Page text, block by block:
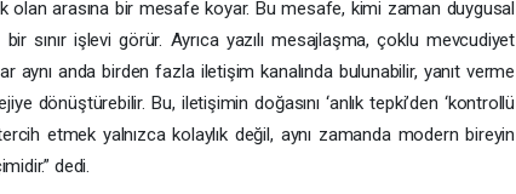
olan arasına bir mesafe koyar. Bu mesafe, kimi zaman duygusal
sınır işlevi görür. Ayrıca yazılı mesajlaşma, çoklu mevcudiyet
aynı anda birden fazla iletişim kanalında bulunabilir, yanıt verme
dönüştürebilir. Bu, iletişimin doğasını ‘anlık tepki’den ‘kontrollü
tercih etmek yalnızca kolaylık değil, aynı zamanda modern bireyin
dedi.